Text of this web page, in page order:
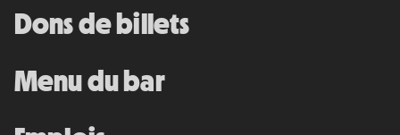
Dons de billets
Menu du bar